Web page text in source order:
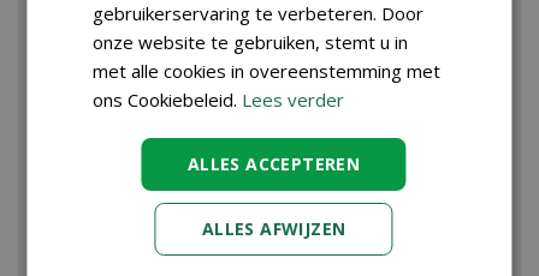
gebruikerservaring te verbeteren. Door
onze website te gebruiken, stemt u in
met alle cookies in overeenstemming met
ons Cookiebeleid. Lees verder
ALLES ACCEPTEREN
ALLES AFWIJZEN